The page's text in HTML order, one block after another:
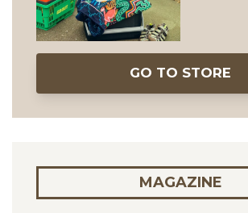
GO TO STORE
MAGAZINE